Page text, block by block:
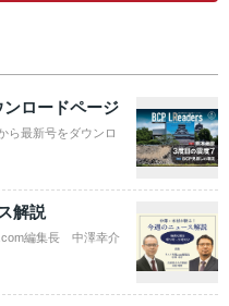
ロードページ
ら最新号をダウンロ
解説
編集長 中澤幸介